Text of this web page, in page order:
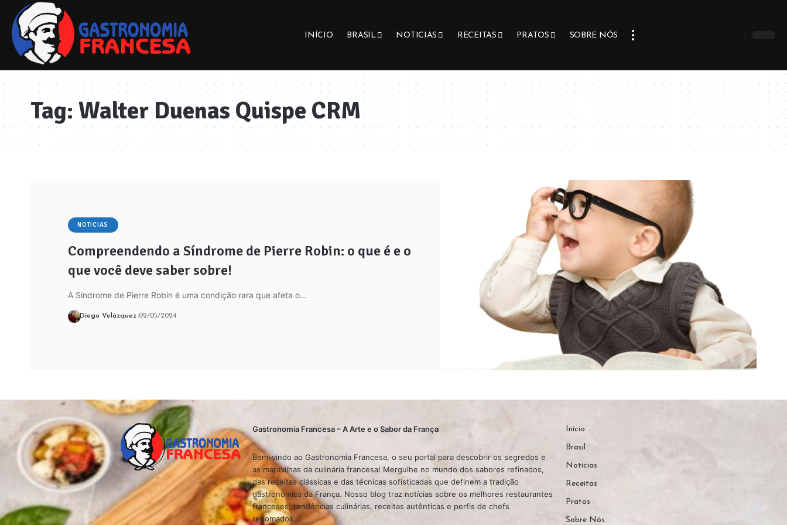
INÍCIO BRASIL NOTICIAS RECEITAS PRATOS SOBRE NÓS
Tag:Walter Duenas Quispe CRM
NOTICIAS
Compreendendo a Síndrome de Pierre Robin: o que é e o
que você deve saber sobre!
A Síndrome de Pierre Robin é uma condição rara que afeta o…
Diego Velázquez 02/05/2024
Gastronomia Francesa – A Arte e o Sabor da França
Bem-vindo ao Gastronomia Francesa, o seu portal para descobrir os segredos e
as maravilhas da culinária francesa! Mergulhe no mundo dos sabores refinados,
das receitas clássicas e das técnicas sofisticadas que definem a tradição
gastronômica da França. Nosso blog traz notícias sobre os melhores restaurantes
franceses, tendências culinárias, receitas autênticas e perfis de chefs
renomados.
Início
Brasil
Noticias
Receitas
Pratos
Sobre Nós